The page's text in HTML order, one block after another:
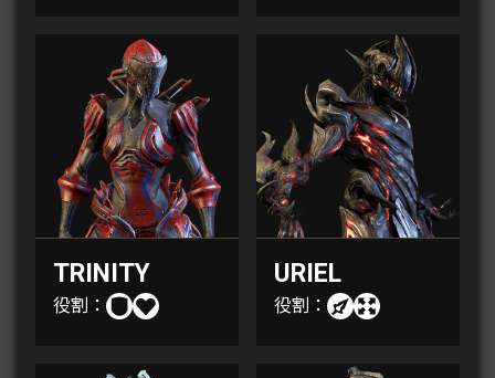
TRINITY
役割：
URIEL
役割：